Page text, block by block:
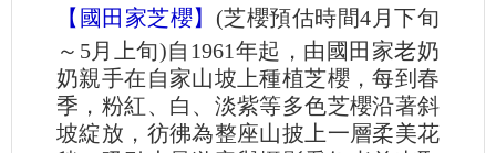
【國田家芝櫻】 (芝櫻預估時間4月下旬
～5月上旬)自1961年起，由國田家老奶
奶親手在自家山坡上種植芝櫻，每到春
季，粉紅、白、淡紫等多色芝櫻沿著斜
坡綻放，彷彿為整座山披上一層柔美花